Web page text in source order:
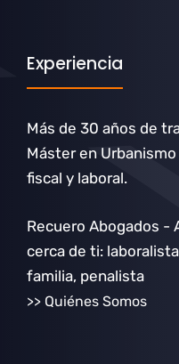
Experiencia
Más de 30 años de
Máster en
fiscal y laboral.
Recuero Abogados -
cerca de ti:
familia, penalista
>> Quiénes Somos